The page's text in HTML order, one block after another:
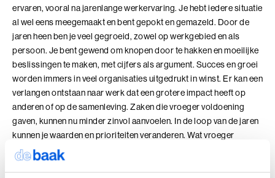
ervaren, vooral na jarenlange werkervaring. Je hebt iedere situatie
al wel eens meegemaakt en bent gepokt en gemazeld. Door de
jaren heen ben je veel gegroeid, zowel op werkgebied en als
persoon. Je bent gewend om knopen door te hakken en moeilijke
beslissingen te maken, met cijfers als argument. Succes en groei
worden immers in veel organisaties uitgedrukt in winst. Er kan een
verlangen ontstaan naar werk dat een grotere impact heeft op
anderen of op de samenleving. Zaken die vroeger voldoening
gaven, kunnen nu minder zinvol aanvoelen. In de loop van de jaren
kunnen je waarden en prioriteiten veranderen. Wat vroeger
belangrijk was of wat je als succesvol zag, kan nu worden
overschaduwd door andere waarden, zoals persoonlijke